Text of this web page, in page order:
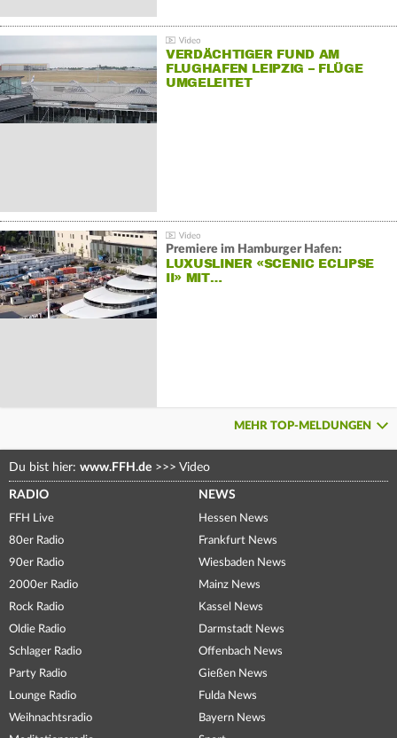
VERDÄCHTIGER FUND AM
FLUGHAFEN LEIPZIG – FLÜGE
UMGELEITET
Premiere im Hamburger Hafen:
LUXUSLINER «SCENIC ECLIPSE
II» MIT…
MEHR TOP-MELDUNGEN
Du bist hier: www.FFH.de >>> Video
RADIO
FFH Live
80er Radio
90er Radio
2000er Radio
Rock Radio
Oldie Radio
Schlager Radio
Party Radio
Lounge Radio
Weihnachtsradio
NEWS
Hessen News
Frankfurt News
Wiesbaden News
Mainz News
Kassel News
Darmstadt News
Offenbach News
Gießen News
Fulda News
Bayern News